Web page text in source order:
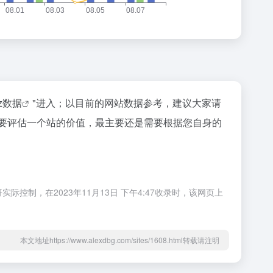
据
"进入；以目前的网站数据参考，建议大家请
估一个站的价值，最主要还是需要根据您自身的
际控制，在2023年11月13日 下午4:47收录时，该网页上
本文地址https://www.alexdbg.com/sites/1608.html转载请注明